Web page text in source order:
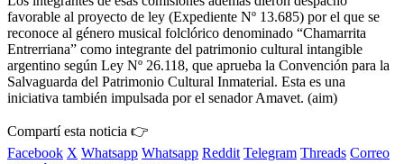
favorable al proyecto de ley (Expediente Nº 13.685) por el que se
reconoce al género musical folclórico denominado “Chamarrita
Entrerriana” como integrante del patrimonio cultural intangible
argentino según Ley Nº 26.118, que aprueba la Convención para la
Salvaguarda del Patrimonio Cultural Inmaterial. Esta es una
iniciativa también impulsada por el senador Amavet. (aim)
Compartí esta noticia 👉
Facebook X Whatsapp Whatsapp Reddit Telegram Threads Correo